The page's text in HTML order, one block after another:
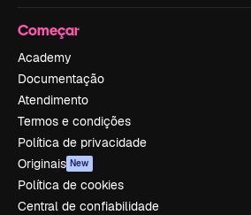
Começar
Academy
Documentação
Atendimento
Termos e condições
Política de privacidade
Originais New
Política de cookies
Central de confiabilidade